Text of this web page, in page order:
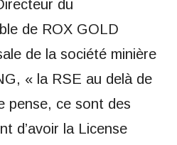
du
de ROX GOLD
de la société minière
« la RSE au delà de
pense, ce sont des
d’avoir la License